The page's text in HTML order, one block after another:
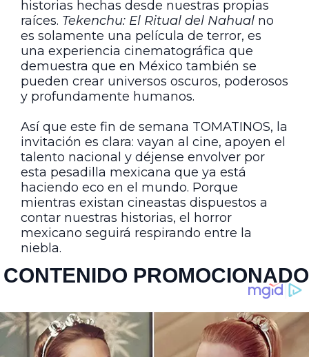
historias hechas desde nuestras propias
raíces. Tekenchu: El Ritual del Nahual no
es solamente una película de terror, es
una experiencia cinematográfica que
demuestra que en México también se
pueden crear universos oscuros, poderosos
y profundamente humanos.
Así que este fin de semana TOMATINOS, la
invitación es clara: vayan al cine, apoyen el
talento nacional y déjense envolver por
esta pesadilla mexicana que ya está
haciendo eco en el mundo. Porque
mientras existan cineastas dispuestos a
contar nuestras historias, el horror
mexicano seguirá respirando entre la
niebla.